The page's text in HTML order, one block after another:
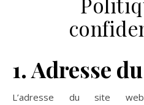
1. Adresse
L’adresse du site